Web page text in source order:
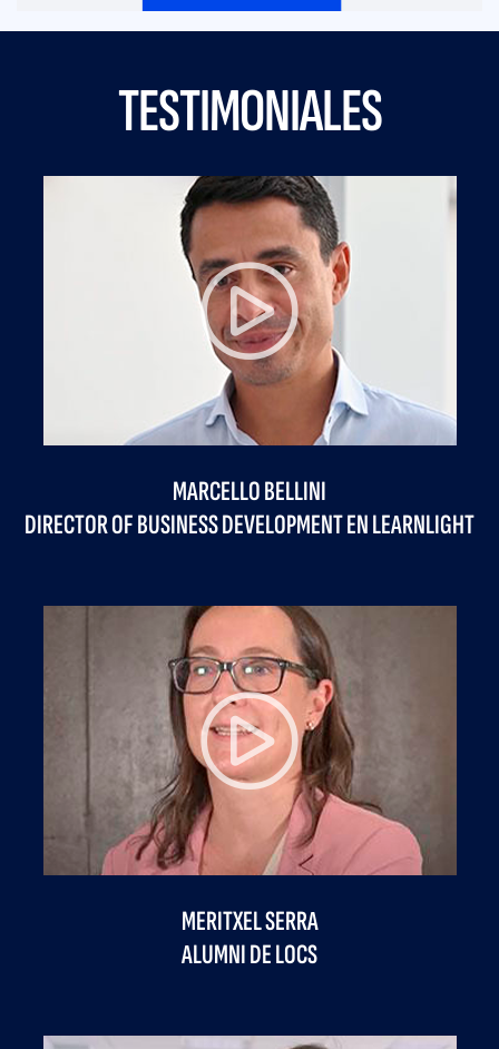
TESTIMONIALES
MARCELLO BELLINI
DIRECTOR OF BUSINESS DEVELOPMENT EN LEARNLIGHT
MERITXEL SERRA
ALUMNI DE LOCS